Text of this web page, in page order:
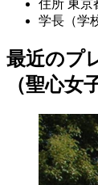
住所 東京
学長（学
最近のプ
（聖心女